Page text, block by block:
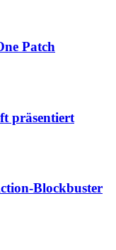
Patch
präsentiert
Blockbuster